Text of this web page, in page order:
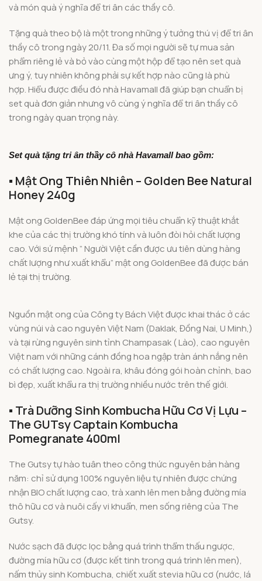
và món quà ý nghĩa để tri ân các thầy cô.
Tặng quà theo bộ là một trong những ý tưởng thú vị để tri ân
thầy cô trong ngày 20/11. Đa số mọi người sẽ tự mua sản
phẩm riêng lẻ và bỏ vào cùng một hộp để tạo nên set quà
ưng ý, tuy nhiên không phải sự kết hợp nào cũng là phù
hợp. Hiểu được điều đó nhà Havamall đã giúp bạn chuẩn bị
set quà đơn giản nhưng vô cùng ý nghĩa để tri ân thầy cô
trong ngày quan trọng này.
Set quà tặng tri ân thầy cô nhà Havamall bao gồm:
▪️ Mật Ong Thiên Nhiên – Golden Bee Natural
Honey 240g
Mật ong GoldenBee đáp ứng mọi tiêu chuẩn kỹ thuật khắt
khe của các thị trường khó tính và luôn đòi hỏi chất lượng
cao. Với sứ mệnh ” Người Việt cần được ưu tiên dùng hàng
chất lượng như xuất khẩu” mật ong GoldenBee đã được bán
lẻ tại thị trường.
Nguồn mật ong của Công ty Bách Việt được khai thác ở các
vùng núivà cao nguyên Việt Nam (Daklak, Đồng Nai, U Minh,)
và tại rừng nguyên sinh tỉnh Champasak ( Lào), cao nguyên
Việt nam với những cánh đồng hoa ngập tràn ánh nắng nên
có chất lượng cao. Ngoài ra, khâu đóng gói hoàn chỉnh, bao
bì đẹp, xuất khẩu ra thị trường nhiều nước trên thế giới.
▪️ Trà Dưỡng Sinh Kombucha Hữu Cơ Vị Lựu –
The GUTsy Captain Kombucha
Pomegranate 400ml
The Gutsy tự hào tuân theo công thức nguyên bản hàng
năm: chỉ sử dụng 100% nguyên liệu tự nhiên được chứng
nhận BIO chất lượng cao, trà xanh lên men bằng đường mía
thô hữu cơ và nuôi cấy vi khuẩn, men sống riêng của The
Gutsy.
Nước sạch đã được lọc bằng quá trình thẩm thấu ngược,
đường mía hữu cơ (được kết tinh trong quá trình lên men),
nấm thủy sinh Kombucha, chiết xuất stevia hữu cơ (nước, lá